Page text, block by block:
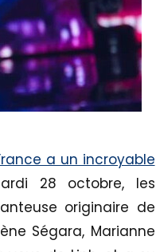
a un incroyable
28 octobre, les
originaire de
Ségara, Marianne